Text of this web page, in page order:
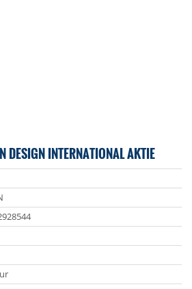
DESIGN INTERNATIONAL AKTIE